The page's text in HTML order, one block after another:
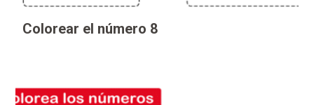
Colorear el número 8